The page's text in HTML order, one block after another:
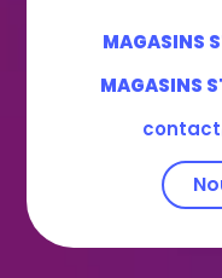
MAGASINS
MAGASINS